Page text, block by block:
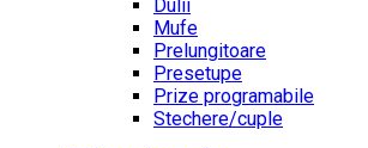
Dulii
Mufe
Prelungitoare
Presetupe
Prize programabile
Stechere/cuple